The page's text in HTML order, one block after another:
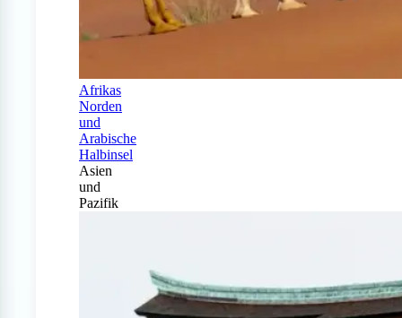
Afrikas
Norden
und
Arabische
Halbinsel
Asien
und
Pazifik